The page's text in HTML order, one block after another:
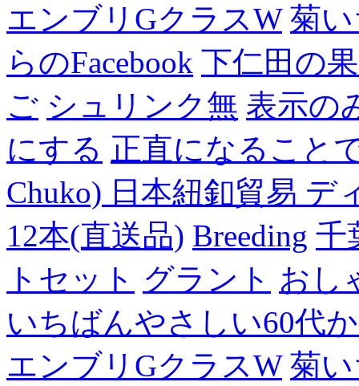
エンブリGクラスW 菊
らのFacebook 下仁田の
ご シュリンク無 表示の
にする 正直になること
Chuko) 日本紐釦貿易 デ
12本(直送品) Breeding 千
トセット グラント おし
いちばんやさしい60代
エンブリGクラスW 菊